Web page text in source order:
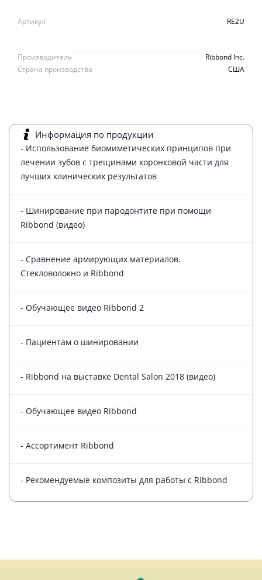
Артикул RE2U
Производитель
Ribbond Inc.
Страна производства
США
Информация по продукции
- Использование биомиметических принципов при
лечении зубов с трещинами коронковой части для
лучших клинических результатов
- Шинирование при пародонтите при помощи
Ribbond (видео)
- Сравнение армирующих материалов.
Стекловолокно и Ribbond
- Обучающее видео Ribbond 2
- Пациентам о шинировании
- Ribbond на выставке Dental Salon 2018 (видео)
- Обучающее видео Ribbond
- Ассортимент Ribbond
- Рекомендуемые композиты для работы с Ribbond